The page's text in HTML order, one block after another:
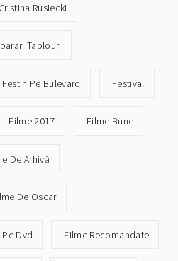
Cristina Rusiecki
Tablouri
Festin Pe Bulevard Festival
Filme 2017 Filme Bune
De Arhivă
De Oscar
Dvd Filme Recomandate